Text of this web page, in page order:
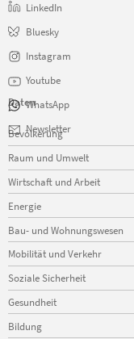
LinkedIn
Bluesky
Instagram
Youtube
WhatsApp
Newsletter
Daten
Navigation
überspringen
Bevölkerung
Raum und Umwelt
Wirtschaft und Arbeit
Energie
Bau- und Wohnungswesen
Mobilität und Verkehr
Soziale Sicherheit
Gesundheit
Bildung